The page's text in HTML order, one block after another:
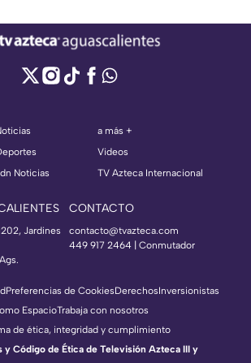
Noticias
a más +
Videos
TV Azteca Internacional
Jardines
CONTACTO
contacto@tvazteca.com
449 917 2464 | Conmutador
Preferencias de CookiesDerechosInversionistas
EspacioTrabaja con nosotros
de ética, integridad y cumplimiento
Código de Ética de Televisión Azteca III y